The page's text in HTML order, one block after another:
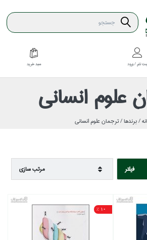
نام / ورود سبد خريد
علوم انساني
/برندها /ترجمان علوم انساني
فيلتر مرتب سازي
10 %